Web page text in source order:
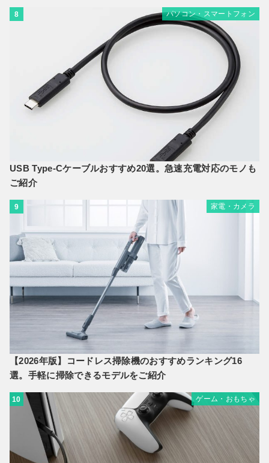
8 パソコン・スマートフォン
USB Type-Cケーブルおすすめ20選。急速充電対応のモノも
ご紹介
9 家電・カメラ
【2026年版】コードレス掃除機のおすすめランキング16
選。手軽に掃除できるモデルをご紹介
10 ゲーム・おもちゃ